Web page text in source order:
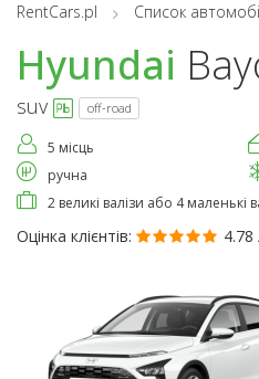
RentCars.pl Список
Hyundai
suv off-road
5 місць
ручна
2 великі валізи або 4 маленькі
Оцінка клієнтів: 4.78